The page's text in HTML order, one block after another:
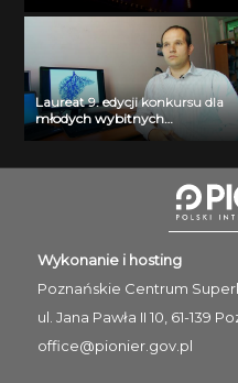
Laureat 9. edycji konkursu dla
młodych wybitnych
naukowców- dr inż. Krzysztof
Wykonanie i hosting
Poznańskie Centrum
ul. Jana Pawła II 10, 61-139
office@pionier.gov.pl